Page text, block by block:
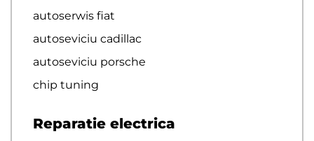
autoserwis fiat
autoseviciu cadillac
autoseviciu porsche
chip tuning
Reparatie electrica